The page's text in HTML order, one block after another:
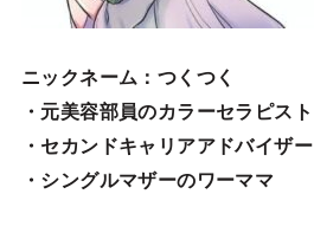
ニックネーム ：つくつく
・元美容部員のカラーセラピスト
・セカンドキャリアアドバイザー
・シングルマザーのワーママ